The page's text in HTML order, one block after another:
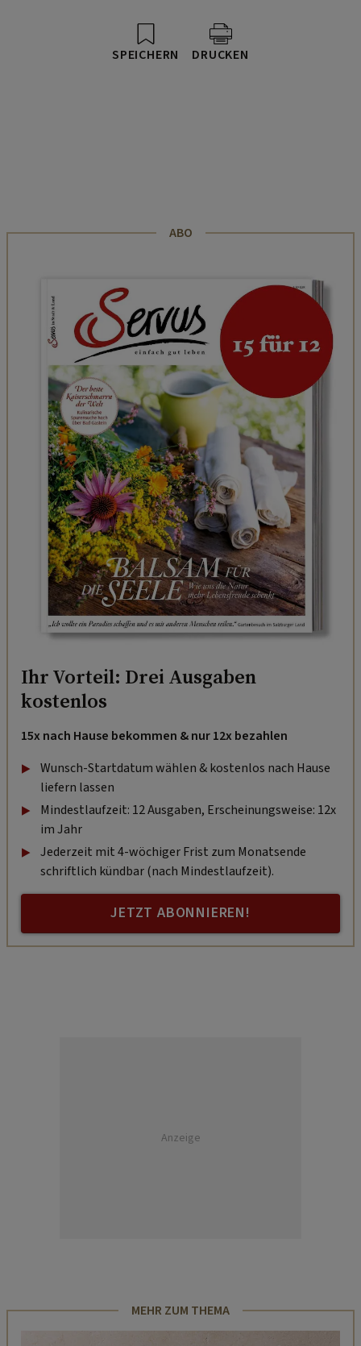
SPEICHERN DRUCKEN
ABO
Ihr Vorteil: Drei Ausgaben
kostenlos
15x nach Hause bekommen & nur 12x bezahlen
Wunsch-Startdatum wählen & kostenlos nach Hause
liefern lassen
Mindestlaufzeit: 12 Ausgaben, Erscheinungsweise: 12x
im Jahr
Jederzeit mit 4-wöchiger Frist zum Monatsende
schriftlich kündbar (nach Mindestlaufzeit).
JETZT ABONNIEREN!
Anzeige
MEHR ZUM THEMA